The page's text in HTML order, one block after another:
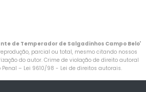
de Temperador de Salgadinhos Campo Belo"
parcial ou total, mesmo citando nossos
do autor. Crime de violação de direito autoral
Penal – Lei 9610/98 - Lei de direitos autorais.